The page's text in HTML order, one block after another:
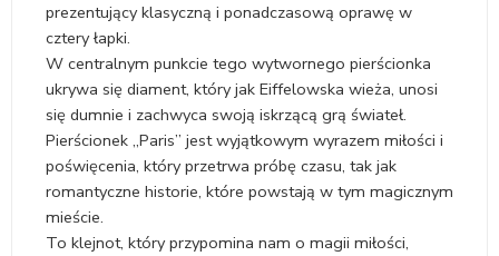
prezentujący klasyczną i ponadczasową oprawę w
cztery łapki.
W centralnym punkcie tego wytwornego pierścionka
ukrywa się diament, który jak Eiffelowska wieża, unosi
się dumnie i zachwyca swoją iskrzącą grą świateł.
Pierścionek „Paris” jest wyjątkowym wyrazem miłości i
poświęcenia, który przetrwa próbę czasu, tak jak
romantyczne historie, które powstają w tym magicznym
mieście.
To klejnot, który przypomina nam o magii miłości,